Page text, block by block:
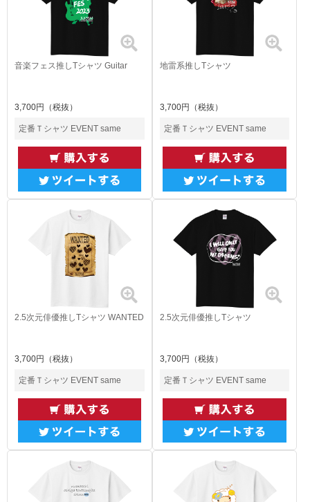
音楽フェス推しTシャツ Guitar
3,700円（税抜）
定番Ｔシャツ EVENT same
地雷系推しTシャツ
3,700円（税抜）
定番Ｔシャツ EVENT same
2.5次元俳優推しTシャツ WANTED
3,700円（税抜）
定番Ｔシャツ EVENT same
2.5次元俳優推しTシャツ
3,700円（税抜）
定番Ｔシャツ EVENT same